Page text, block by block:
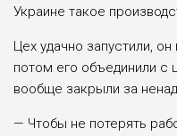
Украине такое
Цех удачно запустили,
потом его объединили с
вообще закры­ли за
— Чтобы не потерять